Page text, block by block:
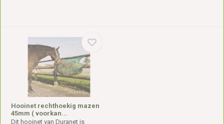
Hooinet rechthoekig mazen
45mm ( voorkan...
Dit hooinet van Duranet is